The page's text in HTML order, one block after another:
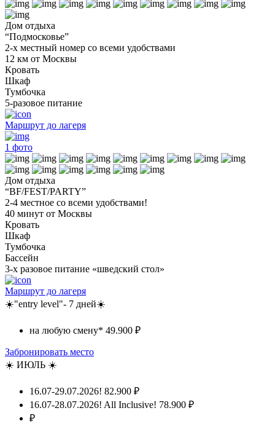
Дом отдыха
“Подмосковье”
2-х местный номер со всеми удобствами
12 км от Москвы
Кровать
Шкаф
Тумбочка
5-разовое питание
Маршрут до лагеря
1 фото
Дом отдыха
“BF/FEST/PARTY”
2-4 местное со всеми удобствами!
40 минут от Москвы
Кровать
Шкаф
Тумбочка
Бассейн
3-х разовое питание «шведский стол»
Маршрут до лагеря
☀️"entry level"- 7 дней☀️
на любую смену* 49.900 ₽
Забронировать место
☀️ ИЮЛЬ ☀️
16.07-29.07.2026! 82.900 ₽
16.07-28.07.2026! All Inclusive! 78.900 ₽
₽